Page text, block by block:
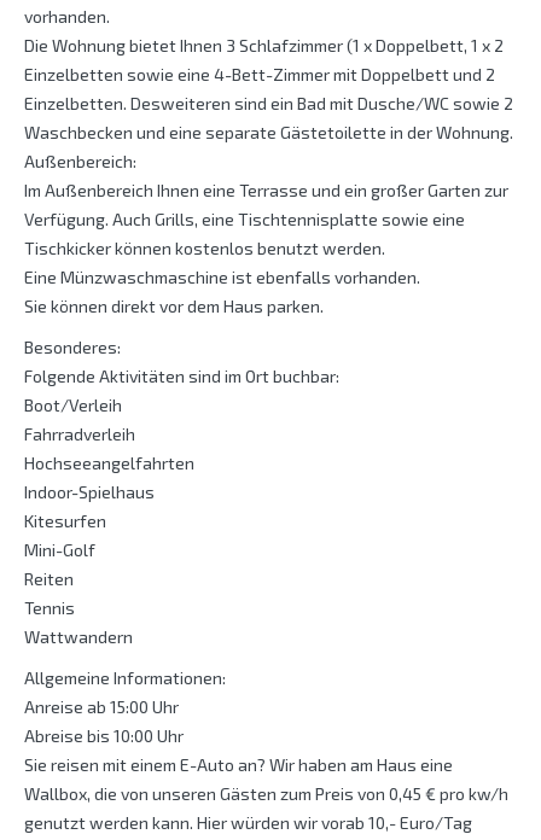
vorhanden.
Die Wohnung bietet Ihnen 3 Schlafzimmer (1 x Doppelbett, 1 x 2
Einzelbetten sowie eine 4-Bett-Zimmer mit Doppelbett und 2
Einzelbetten. Desweiteren sind ein Bad mit Dusche/WC sowie 2
Waschbecken und eine separate Gästetoilette in der Wohnung.
Außenbereich:
Im Außenbereich Ihnen eine Terrasse und ein großer Garten zur
Verfügung. Auch Grills, eine Tischtennisplatte sowie eine
Tischkicker können kostenlos benutzt werden.
Eine Münzwaschmaschine ist ebenfalls vorhanden.
Sie können direkt vor dem Haus parken.
Besonderes:
Folgende Aktivitäten sind im Ort buchbar:
Boot/Verleih
Fahrradverleih
Hochseeangelfahrten
Indoor-Spielhaus
Kitesurfen
Mini-Golf
Reiten
Tennis
Wattwandern
Allgemeine Informationen:
Anreise ab 15:00 Uhr
Abreise bis 10:00 Uhr
Sie reisen mit einem E-Auto an? Wir haben am Haus eine
Wallbox, die von unseren Gästen zum Preis von 0,45 € pro kw/h
genutzt werden kann. Hier würden wir vorab 10,- Euro/Tag